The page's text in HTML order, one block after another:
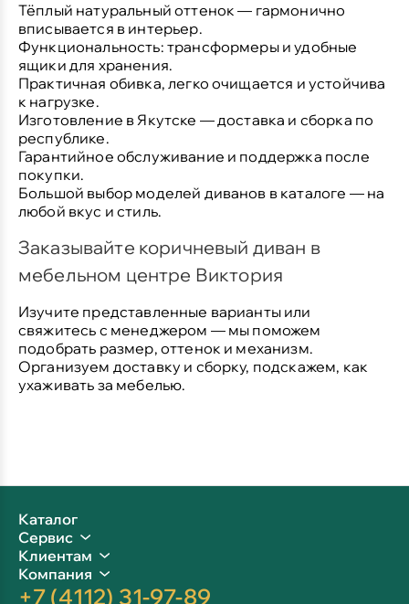
Тёплый натуральный оттенок — гармонично
вписывается в интерьер.
Функциональность: трансформеры и удобные
ящики для хранения.
Практичная обивка, легко очищается и устойчива
к нагрузке.
Изготовление в Якутске — доставка и сборка по
республике.
Гарантийное обслуживание и поддержка после
покупки.
Большой выбор моделей диванов в каталоге — на
любой вкус и стиль.
Заказывайте коричневый диван в
мебельном центре Виктория
Изучите представленные варианты или
свяжитесь с менеджером — мы поможем
подобрать размер, оттенок и механизм.
Организуем доставку и сборку, подскажем, как
ухаживать за мебелью.
Каталог
Сервис
Клиентам
Компания
+7 (4112) 31-97-89